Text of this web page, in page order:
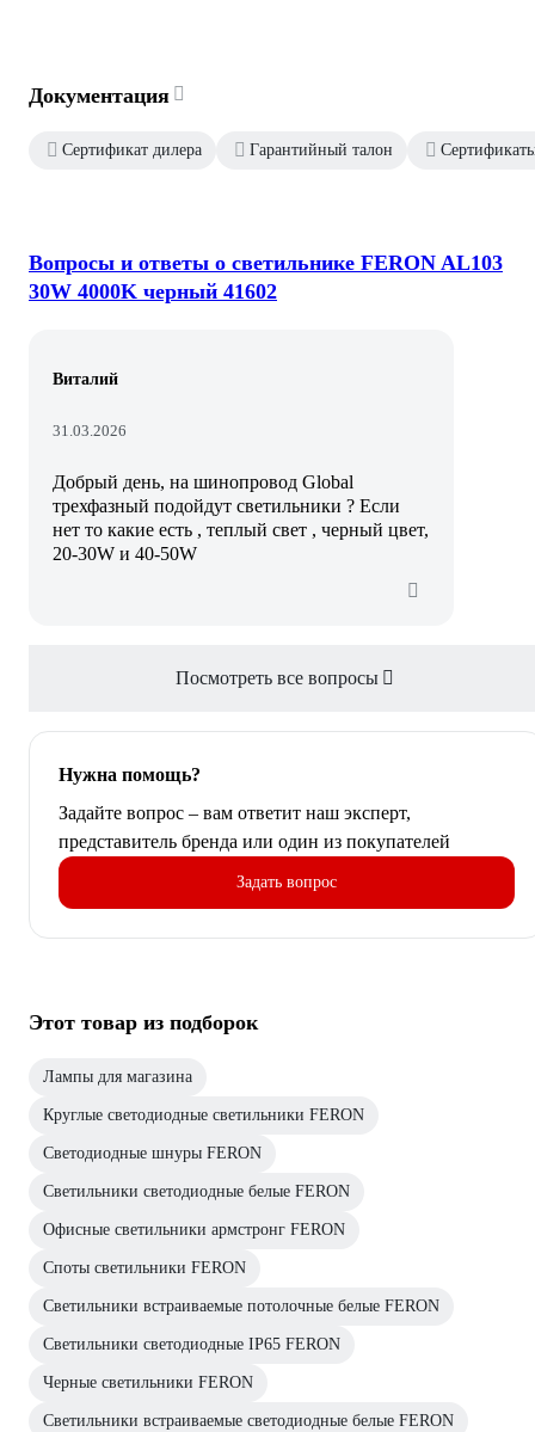
Документация
Сертификат дилера Гарантийный талон
Вопросы и ответы о светильнике FERON AL103
30W 4000K черный 41602
Виталий
31.03.2026
Добрый день, на шинопровод Global
трехфазный подойдут светильники ? Если
нет то какие есть , теплый свет , черный цвет,
20-30W и 40-50W
Посмотреть все вопросы
Нужна помощь?
Задайте вопрос – вам ответит наш эксперт,
представитель бренда или один из покупателей
Задать вопрос
Этот товар из подборок
Лампы для магазина
Круглые светодиодные светильники FERON
Светодиодные шнуры FERON
Светильники светодиодные белые FERON
Офисные светильники армстронг FERON
Споты светильники FERON
Светильники встраиваемые потолочные белые FERON
Светильники светодиодные IP65 FERON
Черные светильники FERON
Светильники встраиваемые светодиодные белые FERON